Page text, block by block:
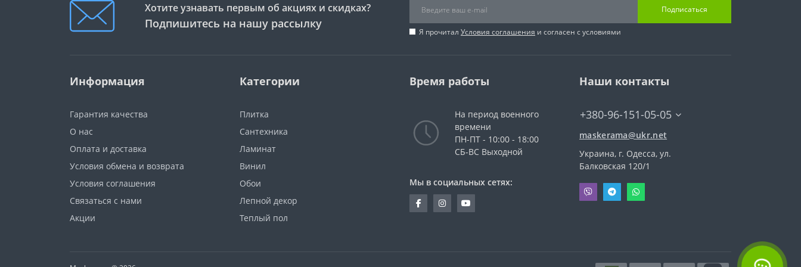
Хотите узнавать первым об акциях и скидках?
Подпишитесь на нашу рассылку
Подписаться
Я прочитал Условия соглашения и согласен с условиями
Информация
Гарантия качества
О нас
Оплата и доставка
Условия обмена и возврата
Условия соглашения
Связаться с нами
Акции
Категории
Плитка
Сантехника
Ламинат
Винил
Обои
Лепной декор
Теплый пол
Время работы
На период военного
времени
ПН-ПТ - 10:00 - 18:00
СБ-ВС Выходной
Мы в социальных сетях:
Наши контакты
+380-96-151-05-05
maskerama@ukr.net
Украина, г. Одесса, ул.
Балковская 120/1